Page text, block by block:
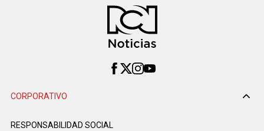
CORPORATIVO
RESPONSABILIDAD SOCIAL